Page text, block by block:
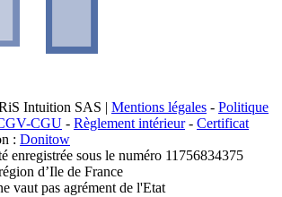
Intuition SAS | Mentions légales - Politique
CGU - Règlement intérieur- Certificat
: Donitow
enregistrée sous le numéro 11756834375
d’Ile de France
vaut pas agrément de l'Etat